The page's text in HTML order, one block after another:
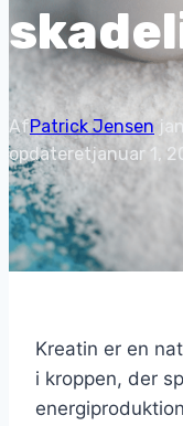
AfPatrick Jensen
opdateretjanuar 1,
Kreatin er en
i kroppen, der